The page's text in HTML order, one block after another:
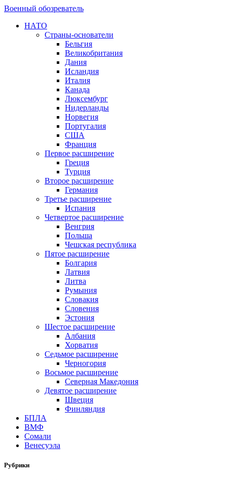
Военный обозреватель
НАТО
Страны-основатели
Бельгия
Великобритания
Дания
Исландия
Италия
Канада
Люксембург
Нидерланды
Норвегия
Португалия
США
Франция
Первое расширение
Греция
Турция
Второе расширение
Германия
Третье расширение
Испания
Четвертое расширение
Венгрия
Польша
Чешская республика
Пятое расширение
Болгария
Латвия
Литва
Румыния
Словакия
Словения
Эстония
Шестое расширение
Албания
Хорватия
Седьмое расширение
Черногория
Восьмое расширение
Северная Македония
Девятое расширение
Швеция
Финляндия
БПЛА
ВМФ
Сомали
Венесуэла
Рубрики